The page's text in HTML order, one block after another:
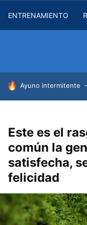
ENTRENAMIENTO
HOY SE HABLA DE
Ayuno intermitente
Este es el
común la
satisfecha,
felicidad